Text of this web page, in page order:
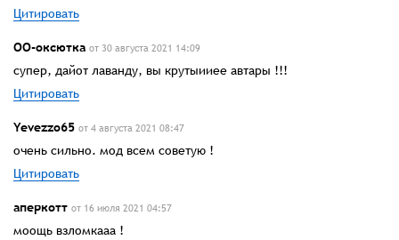
Цитировать
ОО-оксютка от 30 августа 2021 14:09
супер, дайот лаванду, вы крутыииее автары !!!
Цитировать
Yevezzo65 от 4 августа 2021 08:47
очень сильно. мод всем советую !
Цитировать
аперкотт от 16 июля 2021 04:57
моощь взломкааа !